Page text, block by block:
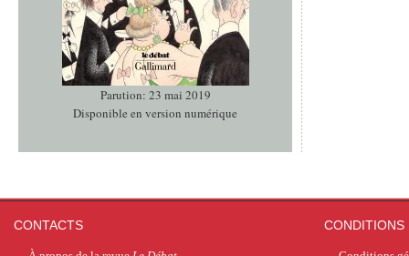
Parution: 23 mai 2019
Disponible en version numérique
CONTACTS CONDITIONS